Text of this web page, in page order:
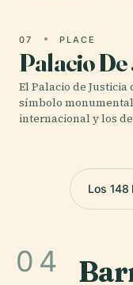
07 PLACE
Palacio
El Palacio de
símbolo
internacional y los
Los 148
04